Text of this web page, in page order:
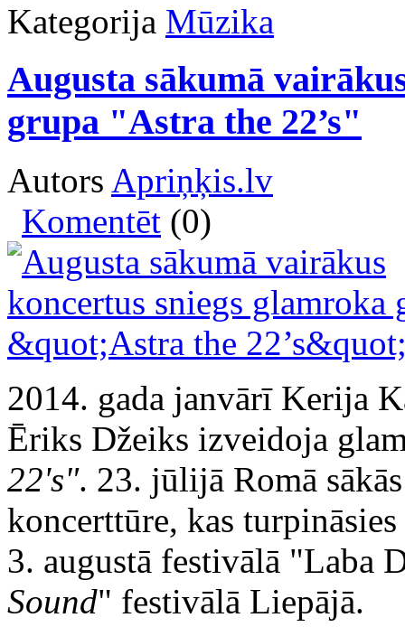
Kategorija Mūzika
Augusta sākumā
grupa "Astra the 22’s"
Autors Apriņķis.lv
Komentēt (0)
2014. gada janvārī Kerija
Ēriks Džeiks izveidoja
22's". 23. jūlijā Romā
koncerttūre, kas
3. augustā festivālā "Laba
Sound" festivālā Liepājā.